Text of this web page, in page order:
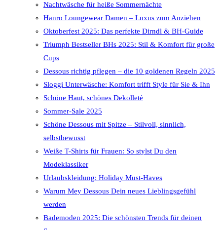
Nachtwäsche für heiße Sommernächte
Hanro Loungewear Damen – Luxus zum Anziehen
Oktoberfest 2025: Das perfekte Dirndl & BH-Guide
Triumph Bestseller BHs 2025: Stil & Komfort für große
Cups
Dessous richtig pflegen – die 10 goldenen Regeln 2025
Sloggi Unterwäsche: Komfort trifft Style für Sie & Ihn
Schöne Haut, schönes Dekolleté
Sommer-Sale 2025
Schöne Dessous mit Spitze – Stilvoll, sinnlich,
selbstbewusst
Weiße T-Shirts für Frauen: So stylst Du den
Modeklassiker
Urlaubskleidung: Holiday Must-Haves
Warum Mey Dessous Dein neues Lieblingsgefühl
werden
Bademoden 2025: Die schönsten Trends für deinen